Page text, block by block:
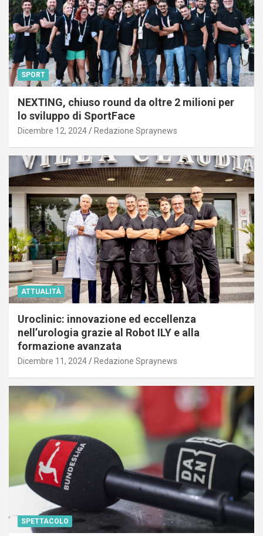
SPORT
NEXTING, chiuso round da oltre 2 milioni per
lo sviluppo di SportFace
Dicembre 12, 2024 Redazione Spraynews
ATTUALITÀ
Uroclinic: innovazione ed eccellenza
nell’urologia grazie al Robot ILY e alla
formazione avanzata
Dicembre 11, 2024 Redazione Spraynews
SPETTACOLO